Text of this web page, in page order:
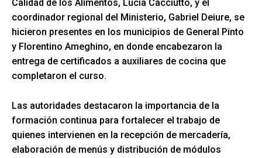
Calidad de los Alimentos, Lucía Cacciutto, y el
coordinador regional del Ministerio, Gabriel Deiure, se
hicieron presentes en los municipios de General Pinto
y Florentino Ameghino, en donde encabezaron la
entrega de certificados a auxiliares de cocina que
completaron el curso.
Las autoridades destacaron la importancia de la
formación continua para fortalecer el trabajo de
quienes intervienen en la recepción de mercadería,
elaboración de menús y distribución de módulos